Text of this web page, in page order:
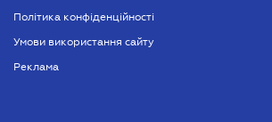
Політика конфіденційності
Умови використання сайту
Реклама